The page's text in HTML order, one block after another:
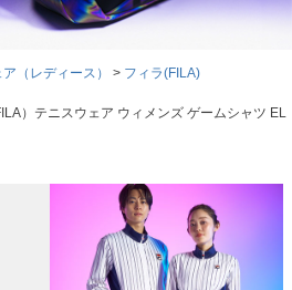
（レディース）
フィラ(FILA)
）テニスウェア ウィメンズ ゲームシャツ EL